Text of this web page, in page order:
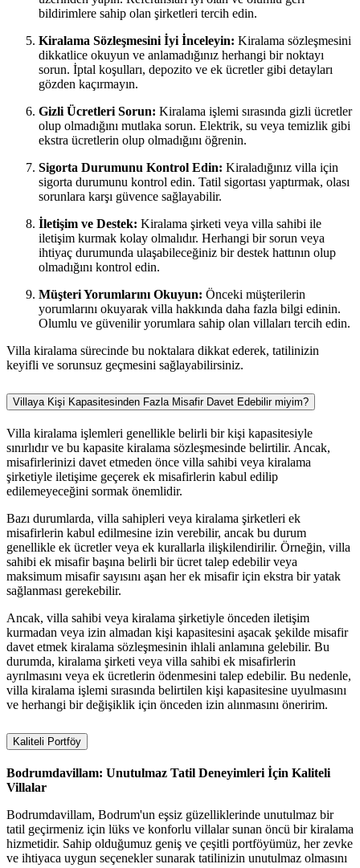
bildirimlere sahip olan şirketleri tercih edin.
Kiralama Sözleşmesini İyi İnceleyin: Kiralama sözleşmesini
dikkatlice okuyun ve anlamadığınız herhangi bir noktayı
sorun. İptal koşulları, depozito ve ek ücretler gibi detayları
gözden kaçırmayın.
Gizli Ücretleri Sorun: Kiralama işlemi sırasında gizli ücretler
olup olmadığını mutlaka sorun. Elektrik, su veya temizlik gibi
ekstra ücretlerin olup olmadığını öğrenin.
Sigorta Durumunu Kontrol Edin: Kiraladığınız villa için
sigorta durumunu kontrol edin. Tatil sigortası yaptırmak, olası
sorunlara karşı güvence sağlayabilir.
İletişim ve Destek: Kiralama şirketi veya villa sahibi ile
iletişim kurmak kolay olmalıdır. Herhangi bir sorun veya
ihtiyaç durumunda ulaşabileceğiniz bir destek hattının olup
olmadığını kontrol edin.
Müşteri Yorumlarını Okuyun: Önceki müşterilerin
yorumlarını okuyarak villa hakkında daha fazla bilgi edinin.
Olumlu ve güvenilir yorumlara sahip olan villaları tercih edin.
Villa kiralama sürecinde bu noktalara dikkat ederek, tatilinizin
keyifli ve sorunsuz geçmesini sağlayabilirsiniz.
Villaya Kişi Kapasitesinden Fazla Misafir Davet Edebilir miyim?
Villa kiralama işlemleri genellikle belirli bir kişi kapasitesiyle
sınırlıdır ve bu kapasite kiralama sözleşmesinde belirtilir. Ancak,
misafirlerinizi davet etmeden önce villa sahibi veya kiralama
şirketiyle iletişime geçerek ek misafirlerin kabul edilip
edilemeyeceğini sormak önemlidir.
Bazı durumlarda, villa sahipleri veya kiralama şirketleri ek
misafirlerin kabul edilmesine izin verebilir, ancak bu durum
genellikle ek ücretler veya ek kurallarla ilişkilendirilir. Örneğin, villa
sahibi ek misafir başına belirli bir ücret talep edebilir veya
maksimum misafir sayısını aşan her ek misafir için ekstra bir yatak
sağlanması gerekebilir.
Ancak, villa sahibi veya kiralama şirketiyle önceden iletişim
kurmadan veya izin almadan kişi kapasitesini aşacak şekilde misafir
davet etmek kiralama sözleşmesinin ihlali anlamına gelebilir. Bu
durumda, kiralama şirketi veya villa sahibi ek misafirlerin
ayrılmasını veya ek ücretlerin ödenmesini talep edebilir. Bu nedenle,
villa kiralama işlemi sırasında belirtilen kişi kapasitesine uyulmasını
ve herhangi bir değişiklik için önceden izin alınmasını öneririm.
Kaliteli Portföy
Bodrumdavillam: Unutulmaz Tatil Deneyimleri İçin Kaliteli
Villalar
Bodrumdavillam, Bodrum'un eşsiz güzelliklerinde unutulmaz bir
tatil geçirmeniz için lüks ve konforlu villalar sunan öncü bir kiralama
hizmetidir. Sahip olduğumuz geniş ve çeşitli portföyümüz, her zevke
ve ihtiyaca uygun seçenekler sunarak tatilinizin unutulmaz olmasını